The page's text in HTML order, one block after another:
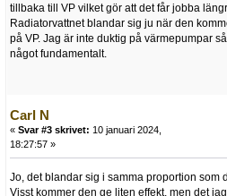
tillbaka till VP vilket gör att det får jobba
Radiatorvattnet blandar sig ju när den
på VP. Jag är inte duktig på värmepumpar
något fundamentalt.
Carl N
« Svar #3 skrivet: 10 januari 2024,
18:27:57 »
Jo, det blandar sig i samma proportion som
Visst kommer den ge liten effekt, men det